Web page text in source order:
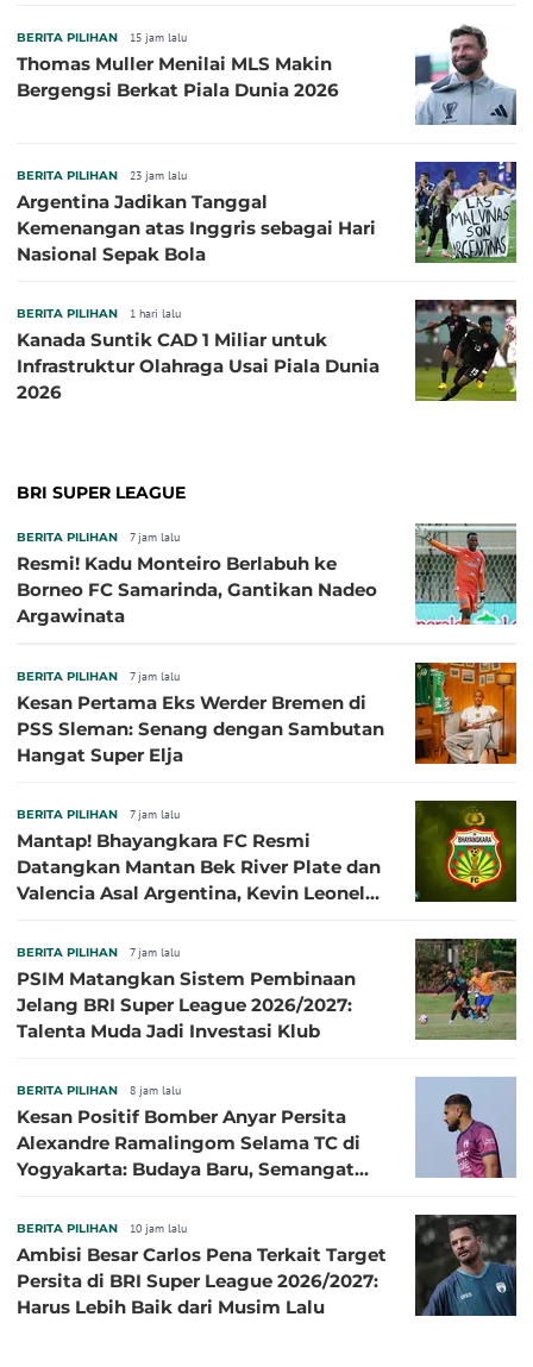
BERITA PILIHAN 15 jam lalu
Thomas Muller Menilai MLS Makin
Bergengsi Berkat Piala Dunia 2026
BERITA PILIHAN 23 jam lalu
Argentina Jadikan Tanggal
Kemenangan atas Inggris sebagai Hari
Nasional Sepak Bola
BERITA PILIHAN 1 hari lalu
Kanada Suntik CAD 1 Miliar untuk
Infrastruktur Olahraga Usai Piala Dunia
2026
BRI SUPER LEAGUE
BERITA PILIHAN 7 jam lalu
Resmi! Kadu Monteiro Berlabuh ke
Borneo FC Samarinda, Gantikan Nadeo
Argawinata
BERITA PILIHAN 7 jam lalu
Kesan Pertama Eks Werder Bremen di
PSS Sleman: Senang dengan Sambutan
Hangat Super Elja
BERITA PILIHAN 7 jam lalu
Mantap! Bhayangkara FC Resmi
Datangkan Mantan Bek River Plate dan
Valencia Asal Argentina, Kevin Leonel
BERITA PILIHAN 7 jam lalu
PSIM Matangkan Sistem Pembinaan
Jelang BRI Super League 2026/2027:
Talenta Muda Jadi Investasi Klub
BERITA PILIHAN 8 jam lalu
Kesan Positif Bomber Anyar Persita
Alexandre Ramalingom Selama TC di
Yogyakarta: Budaya Baru, Semangat
BERITA PILIHAN 10 jam lalu
Ambisi Besar Carlos Pena Terkait Target
Persita di BRI Super League 2026/2027:
Harus Lebih Baik dari Musim Lalu